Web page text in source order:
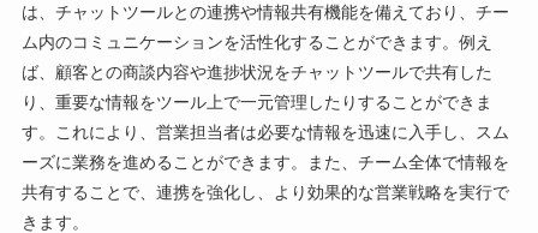
は、チャットツールとの連携や情報共有機能を備えており、チー
ム内のコミュニケーションを活性化することができます。例え
ば、顧客との商談内容や進捗状況をチャットツールで共有した
り、重要な情報をツール上で一元管理したりすることができま
す。これにより、営業担当者は必要な情報を迅速に入手し、スム
ーズに業務を進めることができます。また、チーム全体で情報を
共有することで、連携を強化し、より効果的な営業戦略を実行で
きます。